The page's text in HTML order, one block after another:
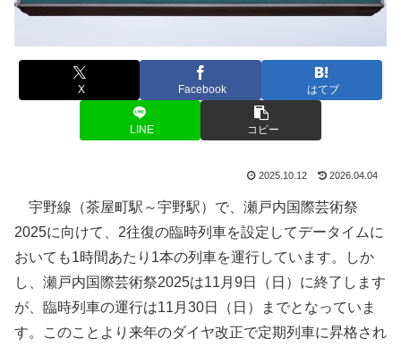
X Facebook はてブ
LINE コピー
2025.10.12 2026.04.04
宇野線（茶屋町駅～宇野駅）で、瀬戸内国際芸術祭
2025に向けて、2往復の臨時列車を設定してデータイムに
おいても1時間あたり1本の列車を運行しています。しか
し、瀬戸内国際芸術祭2025は11月9日（日）に終了します
が、臨時列車の運行は11月30日（日）までとなっていま
す。このことより来年のダイヤ改正で定期列車に昇格され